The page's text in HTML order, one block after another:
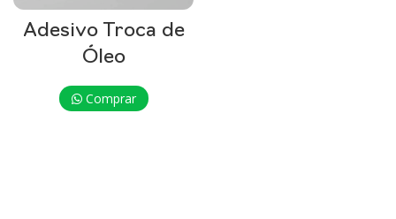
Adesivo Troca de
Óleo
Comprar